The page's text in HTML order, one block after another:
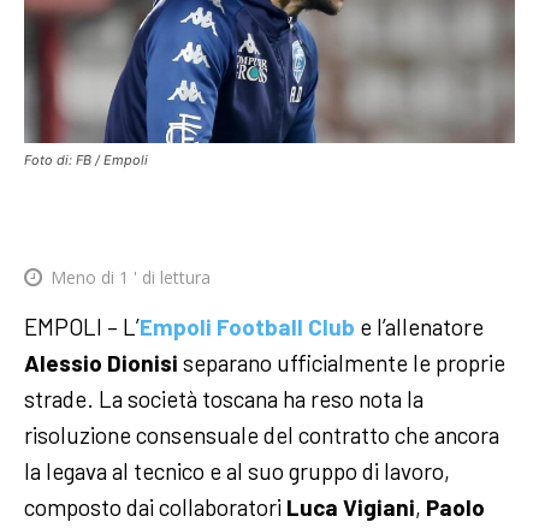
Foto di: FB / Empoli
Meno di 1 ' di lettura
EMPOLI – L’Empoli Football Club e l’allenatore
Alessio Dionisi separano ufficialmente le proprie
strade. La società toscana ha reso nota la
risoluzione consensuale del contratto che ancora
la legava al tecnico e al suo gruppo di lavoro,
composto dai collaboratori Luca Vigiani, Paolo